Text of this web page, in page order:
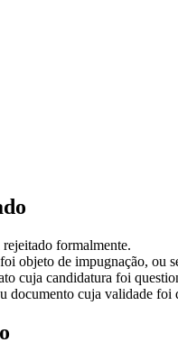
formalmente.
objeto de impugnação, ou
cuja candidatura foi
documento cuja validade foi